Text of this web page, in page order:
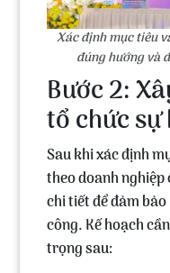
Xác định mục tiêu
đúng hướng và
Bước 2:
tổ chức
Sau khi xác định
theo doanh
chi tiết để đảm
công. Kế hoạch
trọng sau: